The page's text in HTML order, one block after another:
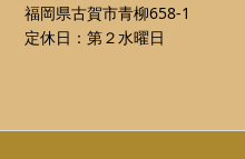
福岡県古賀市青柳658-1
定休日：第２水曜日